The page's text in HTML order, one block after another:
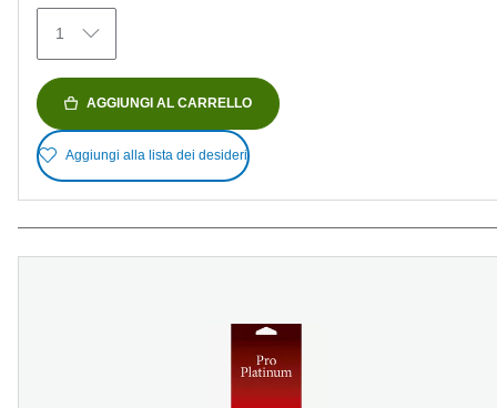
recensioni
1
AGGIUNGI AL CARRELLO
Aggiungi alla lista dei desideri